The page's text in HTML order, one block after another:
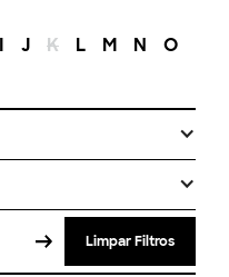
I J K L M N O
Limpar Filtros